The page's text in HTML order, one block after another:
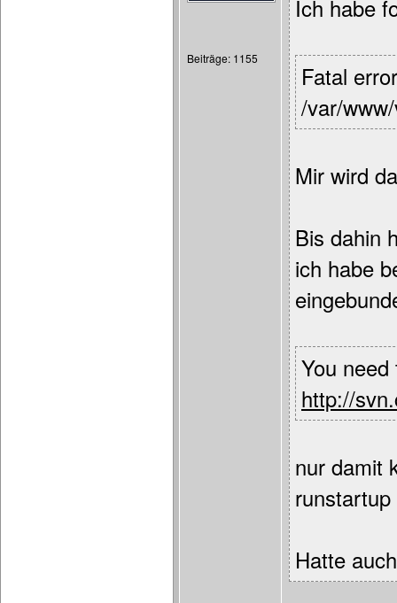
Beiträge: 1155
Ich habe
Fatal
/var/
Mir wird
Bis dahin
ich habe
You
http://
nur damit
Hatte